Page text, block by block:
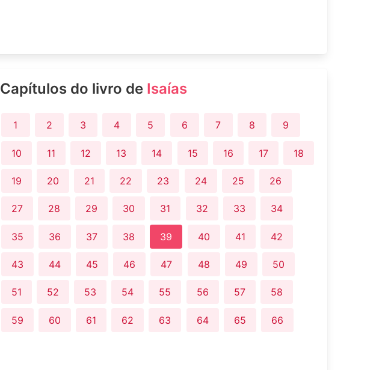
Capítulos do livro de Isaías
1 2 3 4 5 6 7 8 9
10 11 12 13 14 15 16 17 18
19 20 21 22 23 24 25 26
27 28 29 30 31 32 33 34
35 36 37 38 39 40 41 42
43 44 45 46 47 48 49 50
51 52 53 54 55 56 57 58
59 60 61 62 63 64 65 66